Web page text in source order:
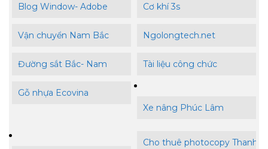
Blog Window- Adobe Cơ khí 3s
Vận chuyển Nam Bắc Ngolongtech.net
Đường sắt Bắc- Nam Tài liệu công chức
Gỗ nhựa Ecovina
Xe nâng Phúc Lâm
Cho thuê photocopy Thanh